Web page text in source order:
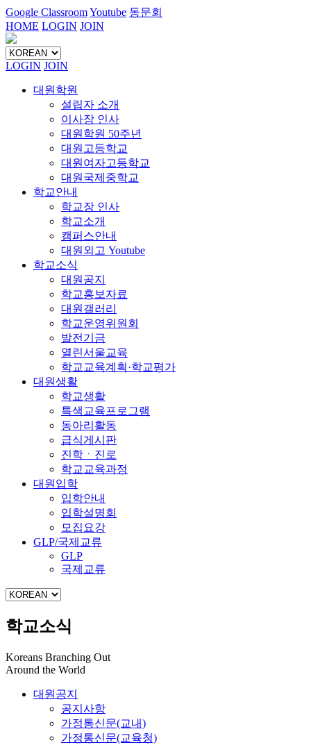
Google ClassroomYoutube 동문회
HOME LOGIN JOIN
LOGIN JOIN
대원학원
설립자 소개
이사장 인사
대원학원 50주년
대원고등학교
대원여자고등학교
대원국제중학교
학교안내
학교장 인사
학교소개
캠퍼스안내
대원외고 Youtube
학교소식
대원공지
학교홍보자료
대원갤러리
학교운영위원회
발전기금
열린서울교육
학교교육계획·학교평가
대원생활
학교생활
특색교육프로그램
동아리활동
급식게시판
진학ㆍ진로
학교교육과정
대원입학
입학안내
입학설명회
모집요강
GLP/국제교류
GLP
국제교류
학교소식
Koreans Branching Out
Around the World
대원공지
공지사항
가정통신문(교내)
가정통신문(교육청)